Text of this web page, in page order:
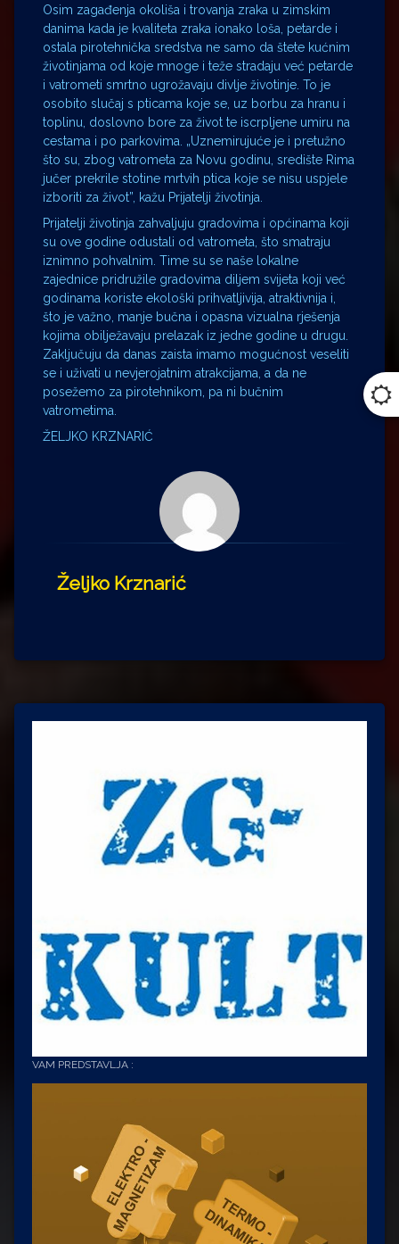
Osim zagađenja okoliša i trovanja zraka u zimskim
danima kada je kvaliteta zraka ionako loša, petarde i
ostala pirotehnička sredstva ne samo da štete kućnim
životinjama od koje mnoge i teže stradaju već petarde
i vatrometi smrtno ugrožavaju divlje životinje. To je
osobito slučaj s pticama koje se, uz borbu za hranu i
toplinu, doslovno bore za život te iscrpljene umiru na
cestama i po parkovima. „Uznemirujuće je i pretužno
što su, zbog vatrometa za Novu godinu, središte Rima
jučer prekrile stotine mrtvih ptica koje se nisu uspjele
izboriti za život”, kažu Prijatelji životinja.
Prijatelji životinja zahvaljuju gradovima i općinama koji
su ove godine odustali od vatrometa, što smatraju
iznimno pohvalnim. Time su se naše lokalne
zajednice pridružile gradovima diljem svijeta koji već
godinama koriste ekološki prihvatljivija, atraktivnija i,
što je važno, manje bučna i opasna vizualna rješenja
kojima obilježavaju prelazak iz jedne godine u drugu.
Zaključuju da danas zaista imamo mogućnost veseliti
se i uživati u nevjerojatnim atrakcijama, a da ne
posežemo za pirotehnikom, pa ni bučnim
vatrometima.
ŽELJKO KRZNARIĆ
Željko Krznarić
VAM PREDSTAVLJA :